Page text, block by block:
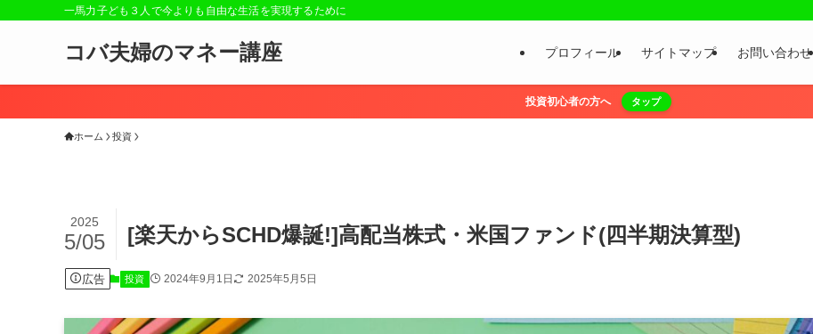
一馬力子ども３人で今よりも自由な生活を実現するために
コバ夫婦のマネー講座 プロフィール サイトマップ お問い合わせ
投資初心者の方へ タップ
ホーム 投資
[楽天からSCHD爆誕!]高配当株式・米国ファンド(四半期決算型)
2025
5/05
広告 投資 2024年9月1日 2025年5月5日